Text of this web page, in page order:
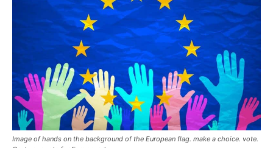
Image of hands on the background of the European flag. make a choice. vote.